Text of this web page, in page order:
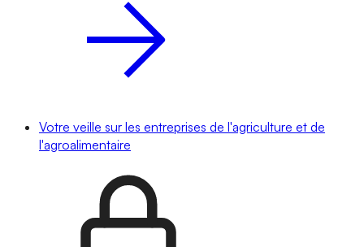
Votre veille sur les entreprises de l'agriculture et de
l'agroalimentaire